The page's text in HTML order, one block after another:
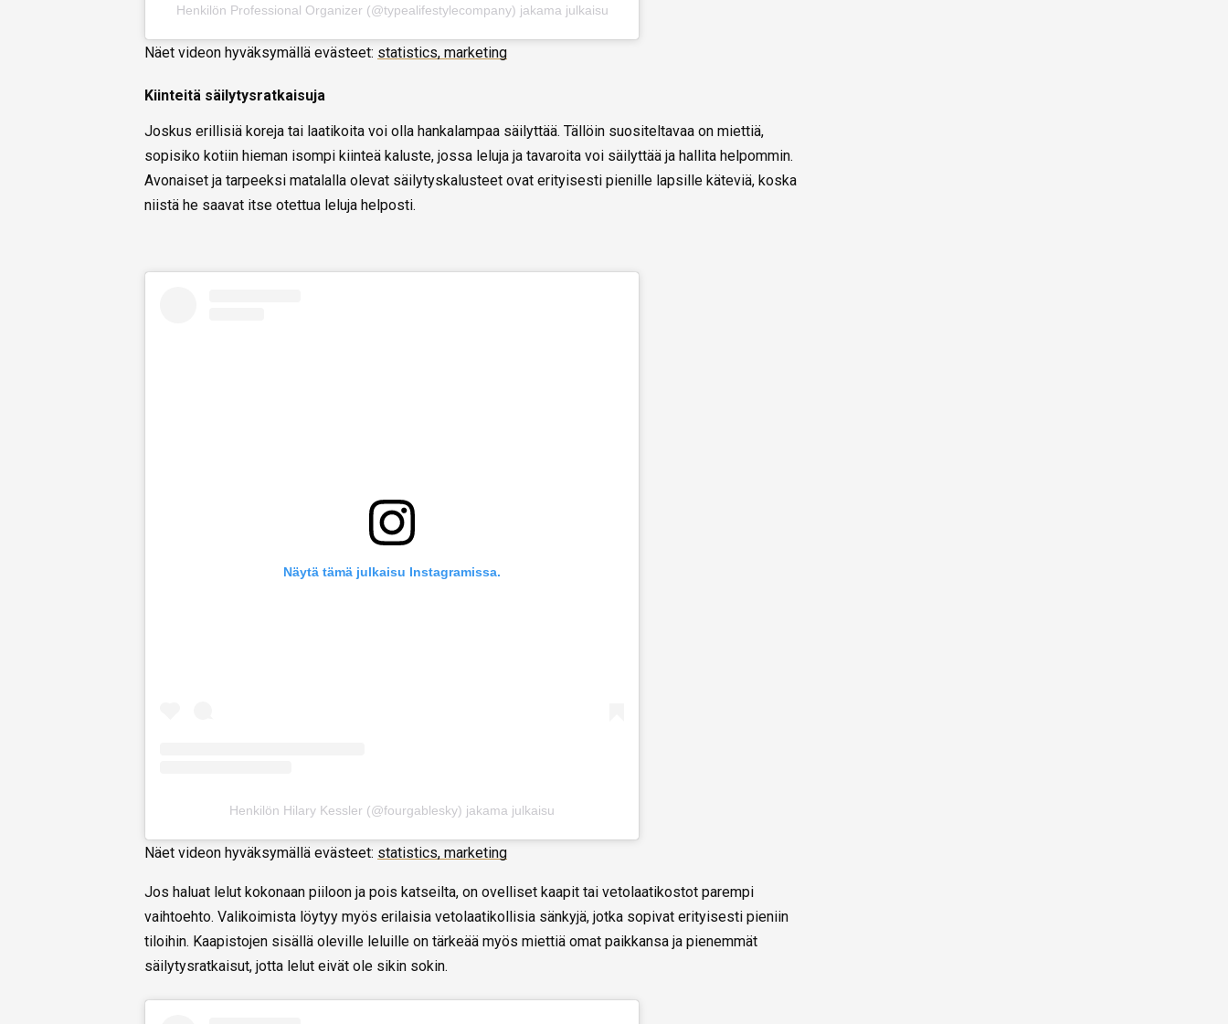
Henkilön Professional Organizer (@typealifestylecompany) jakama julkaisu
Näet videon hyväksymällä evästeet: statistics, marketing
Kiinteitä säilytysratkaisuja
Joskus erillisiä koreja tai laatikoita voi olla hankalampaa säilyttää. Tällöin suositeltavaa on miettiä,
sopisiko kotiin hieman isompi kiinteä kaluste, jossa leluja ja tavaroita voi säilyttää ja hallita helpommin.
Avonaiset ja tarpeeksi matalalla olevat säilytyskalusteet ovat erityisesti pienille lapsille käteviä, koska
niistä he saavat itse otettua leluja helposti.
Näytä tämä julkaisu Instagramissa.
Henkilön Hilary Kessler (@fourgablesky) jakama julkaisu
Näet videon hyväksymällä evästeet: statistics, marketing
Jos haluat lelut kokonaan piiloon ja pois katseilta, on ovelliset kaapit tai vetolaatikostot parempi
vaihtoehto. Valikoimista löytyy myös erilaisia vetolaatikollisia sänkyjä, jotka sopivat erityisesti pieniin
tiloihin. Kaapistojen sisällä oleville leluille on tärkeää myös miettiä omat paikkansa ja pienemmät
säilytysratkaisut, jotta lelut eivät ole sikin sokin.